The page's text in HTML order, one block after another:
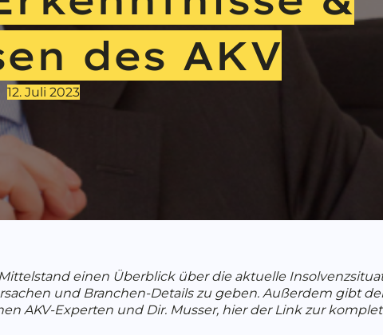
des AKV
12. Juli 2023
einen Überblick über die aktuelle
und Branchen-Details zu geben. Außerdem gibt
AKV-Experten und Dir. Musser, hier der Link zur